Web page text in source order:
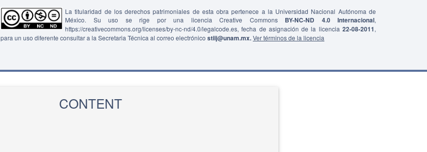
La titularidad de los derechos patrimoniales de esta obra pertenece a la Universidad Nacional Autónoma de
México. Su uso se rige por una licencia Creative Commons BY-NC-ND 4.0 Internacional,
https://creativecommons.org/licenses/by-nc-nd/4.0/legalcode.es, fecha de asignación de la licencia 22-08-2011,
para un uso diferente consultar a la Secretaria Técnica al correo electrónico stiij@unam.mx.Ver términos de la licencia
CONTENT